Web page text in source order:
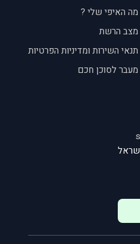
מה האיפי שלי ?
מצב הרשת
תנאי השירות ומדיניות הפרטיות
מעבר לסוכן חכם